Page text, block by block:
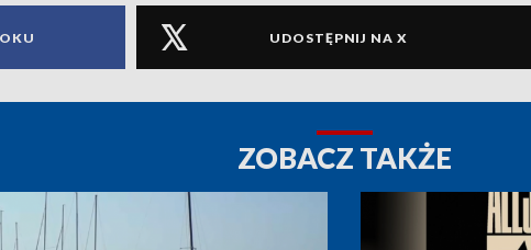
UDOSTĘPNIJ NA X
ZOBACZ TAKŻE